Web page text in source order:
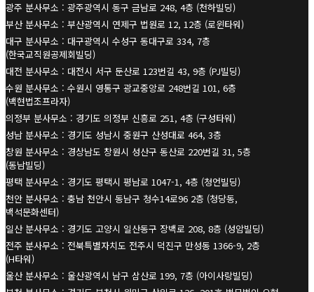
광주 분사무소 : 광주광역시 동구 금남로 248, 4층 (천하빌딩)
부산 분사무소 : 부산광역시 연제구 법원로 12, 12층 (로윈타워)
대구 분사무소 : 대구광역시 수성구 동대구로 334, 7층
(한국교직원공제회빌딩)
대전 분사무소 : 대전시 서구 둔산로 123번길 43, 9층 (PJ빌딩)
수원 분사무소 : 수원시 영통구 광교중앙로 248번길 101, 6층
(백현법조프라자)
의정부 분사무소 : 경기도 의정부 신흥로 251, 4층 (구성타워)
성남 분사무소 : 경기도 성남시 중원구 산성대로 464, 3층
창원 분사무소 : 경상남도 창원시 성산구 동산로 220번길 31, 5층
(동남빌딩)
평택 분사무소 : 경기도 평택시 평남로 1047-1, 4층 (청언빌딩)
천안 분사무소 : 충남 천안시 동남구 청수14로96 2층 (청당동,
백석문화센터)
일산 분사무소 : 경기도 고양시 일산동구 장백로 208, 8층 (성암빌딩)
전주 분사무소 : 전북특별자치도 전주시 덕진구 만성동 1366-9, 2층
(H타워)
울산 분사무소 : 울산광역시 남구 삼산로 199, 7층 (아이사랑빌딩)